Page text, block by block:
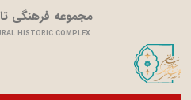
مجموعه فرهنگی
HISTORIC COMPLEX